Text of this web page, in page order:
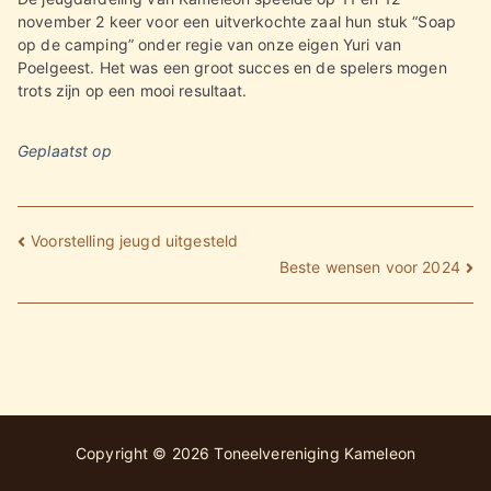
november 2 keer voor een uitverkochte zaal hun stuk “Soap
op de camping” onder regie van onze eigen Yuri van
Poelgeest. Het was een groot succes en de spelers mogen
trots zijn op een mooi resultaat.
Geplaatst op
Bericht
Voorstelling jeugd uitgesteld
Beste wensen voor 2024
Copyright © 2026Toneelvereniging Kameleon